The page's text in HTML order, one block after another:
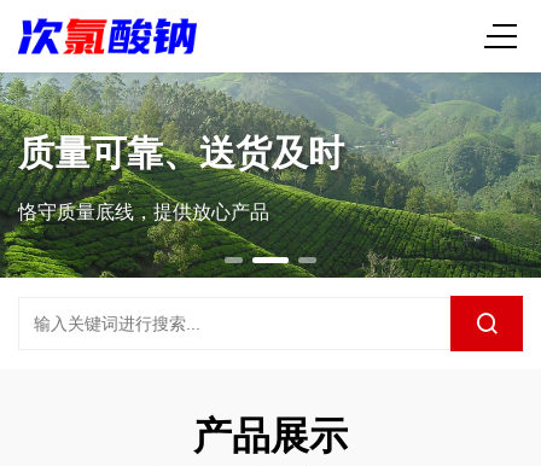
质量可靠、送货及时
恪守质量底线，提供放心产品
产品展示